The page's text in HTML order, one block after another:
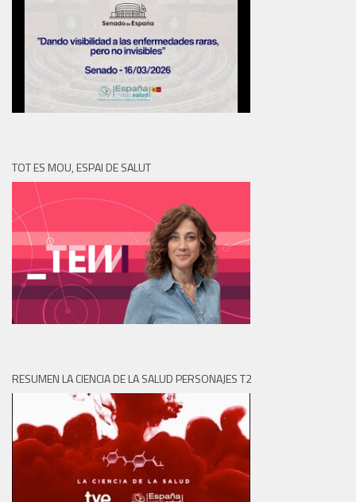
TOT ES MOU, ESPAI DE SALUT
RESUMEN LA CIENCIA DE LA SALUD PERSONAJES T2